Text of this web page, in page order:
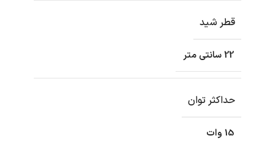
قطر شید
22 سانتی متر
حداکثر توان
15 وات